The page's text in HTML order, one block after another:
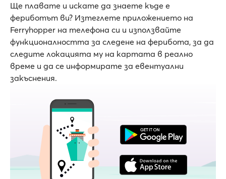
Ще плавате и искате да знаете къде е
фериботът ви? Изтеглете приложението на
Ferryhopper на телефона си и използвайте
функционалността за следене на ферибота, за да
следите локацията му на картата в реално
време и да се информирате за евентуални
закъснения.